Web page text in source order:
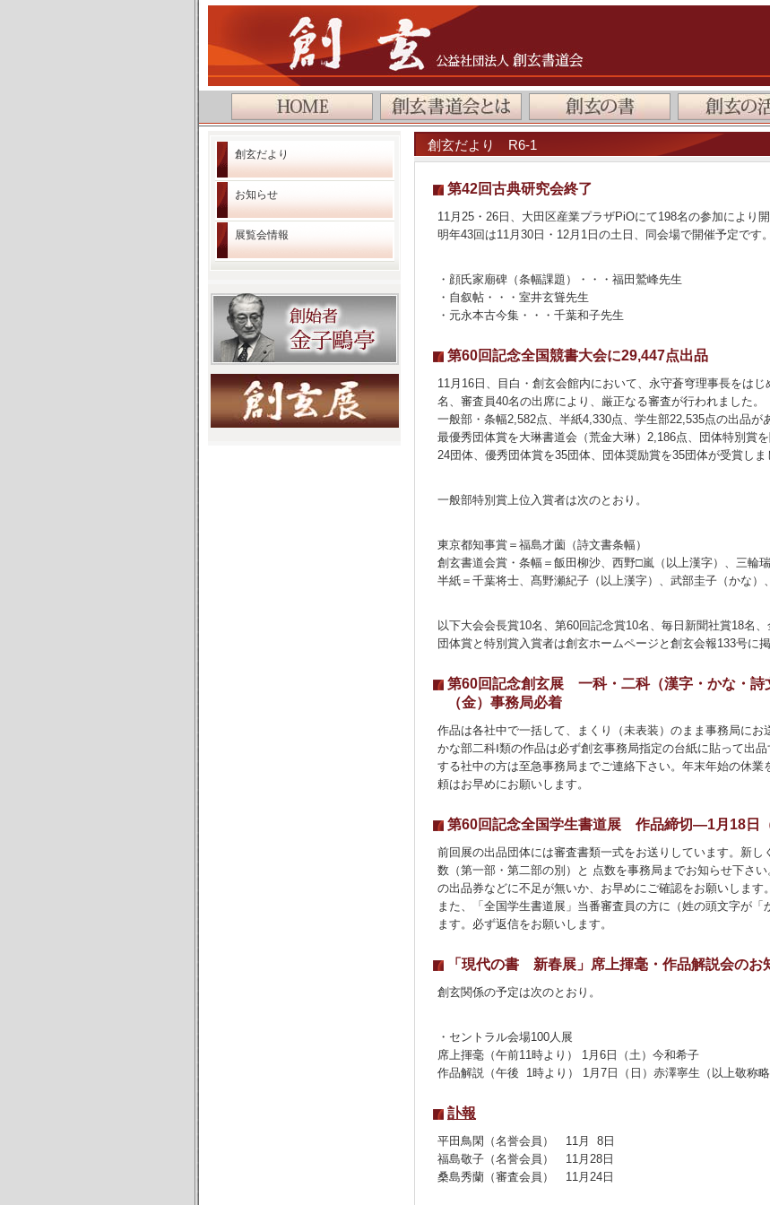
公益社団法人 創玄書道会
創玄だより
お知らせ
展覧会情報
創玄だより R6-1
第42回古典研究会終了
11月25・26日、大田区産業プラザPiOにて198名の参加により開
明年43回は11月30日・12月1日の土日、同会場で開催予定です
・顔氏家廟碑（条幅課題）・・・福田鷲峰先生
・自叙帖・・・室井玄聳先生
・元永本古今集・・・千葉和子先生
第60回記念全国競書大会に29,447点出品
11月16日、目白・創玄会館内において、永守蒼穹理事長をは
名、審査員40名の出席により、厳正なる審査が行われました。
一般部・条幅2,582点、半紙4,330点、学生部22,535点の出品が
最優秀団体賞を大琳書道会（荒金大琳）2,186点、団体特別賞
24団体、優秀団体賞を35団体、団体奨励賞を35団体が受賞しま
一般部特別賞上位入賞者は次のとおり。
東京都知事賞＝福島才薗（詩文書条幅）
創玄書道会賞・条幅＝飯田柳沙、西野□嵐（以上漢字）、三輪瑞
半紙＝千葉将士、髙野瀬紀子（以上漢字）、武部圭子（かな）
以下大会会長賞10名、第60回記念賞10名、毎日新聞社賞18名、
団体賞と特別賞入賞者は創玄ホームページと創玄会報133号に掲
第60回記念創玄展 一科・二科（漢字・かな・詩
（金）事務局必着
作品は各社中で一括して、まくり（未表装）のまま事務局にお
かな部二科Ⅰ類の作品は必ず創玄事務局指定の台紙に貼って出
する社中の方は至急事務局までご連絡下さい。年末年始の休
頼はお早めにお願いします。
第60回記念全国学生書道展 作品締切―1月18日（
前回展の出品団体には審査書類一式をお送りしています。新し
数（第一部・第二部の別）と 点数を事務局までお知らせ下さ
の出品券などに不足が無いか、お早めにご確認をお願いします。
また、「全国学生書道展」当番審査員の方に（姓の頭文字が
ます。必ず返信をお願いします。
「現代の書 新春展」席上揮毫・作品解説会のお
創玄関係の予定は次のとおり。
・セントラル会場100人展
席上揮毫（午前11時より） 1月6日（土）今和希子
作品解説（午後 1時より） 1月7日（日）赤澤寧生（以上敬称略
訃報
平田鳥閑（名誉会員） 11月 8日
福島敬子（名誉会員） 11月28日
桑島秀蘭（審査会員） 11月24日